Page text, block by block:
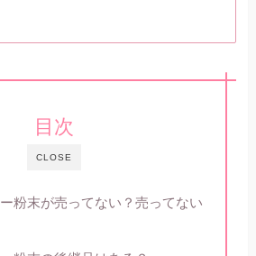
CLOSE
目次
粉末が売ってない？売ってない